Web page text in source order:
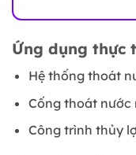
Ứng dụng thực
Hệ thống thoát
Cống thoát nước
Công trình thủy